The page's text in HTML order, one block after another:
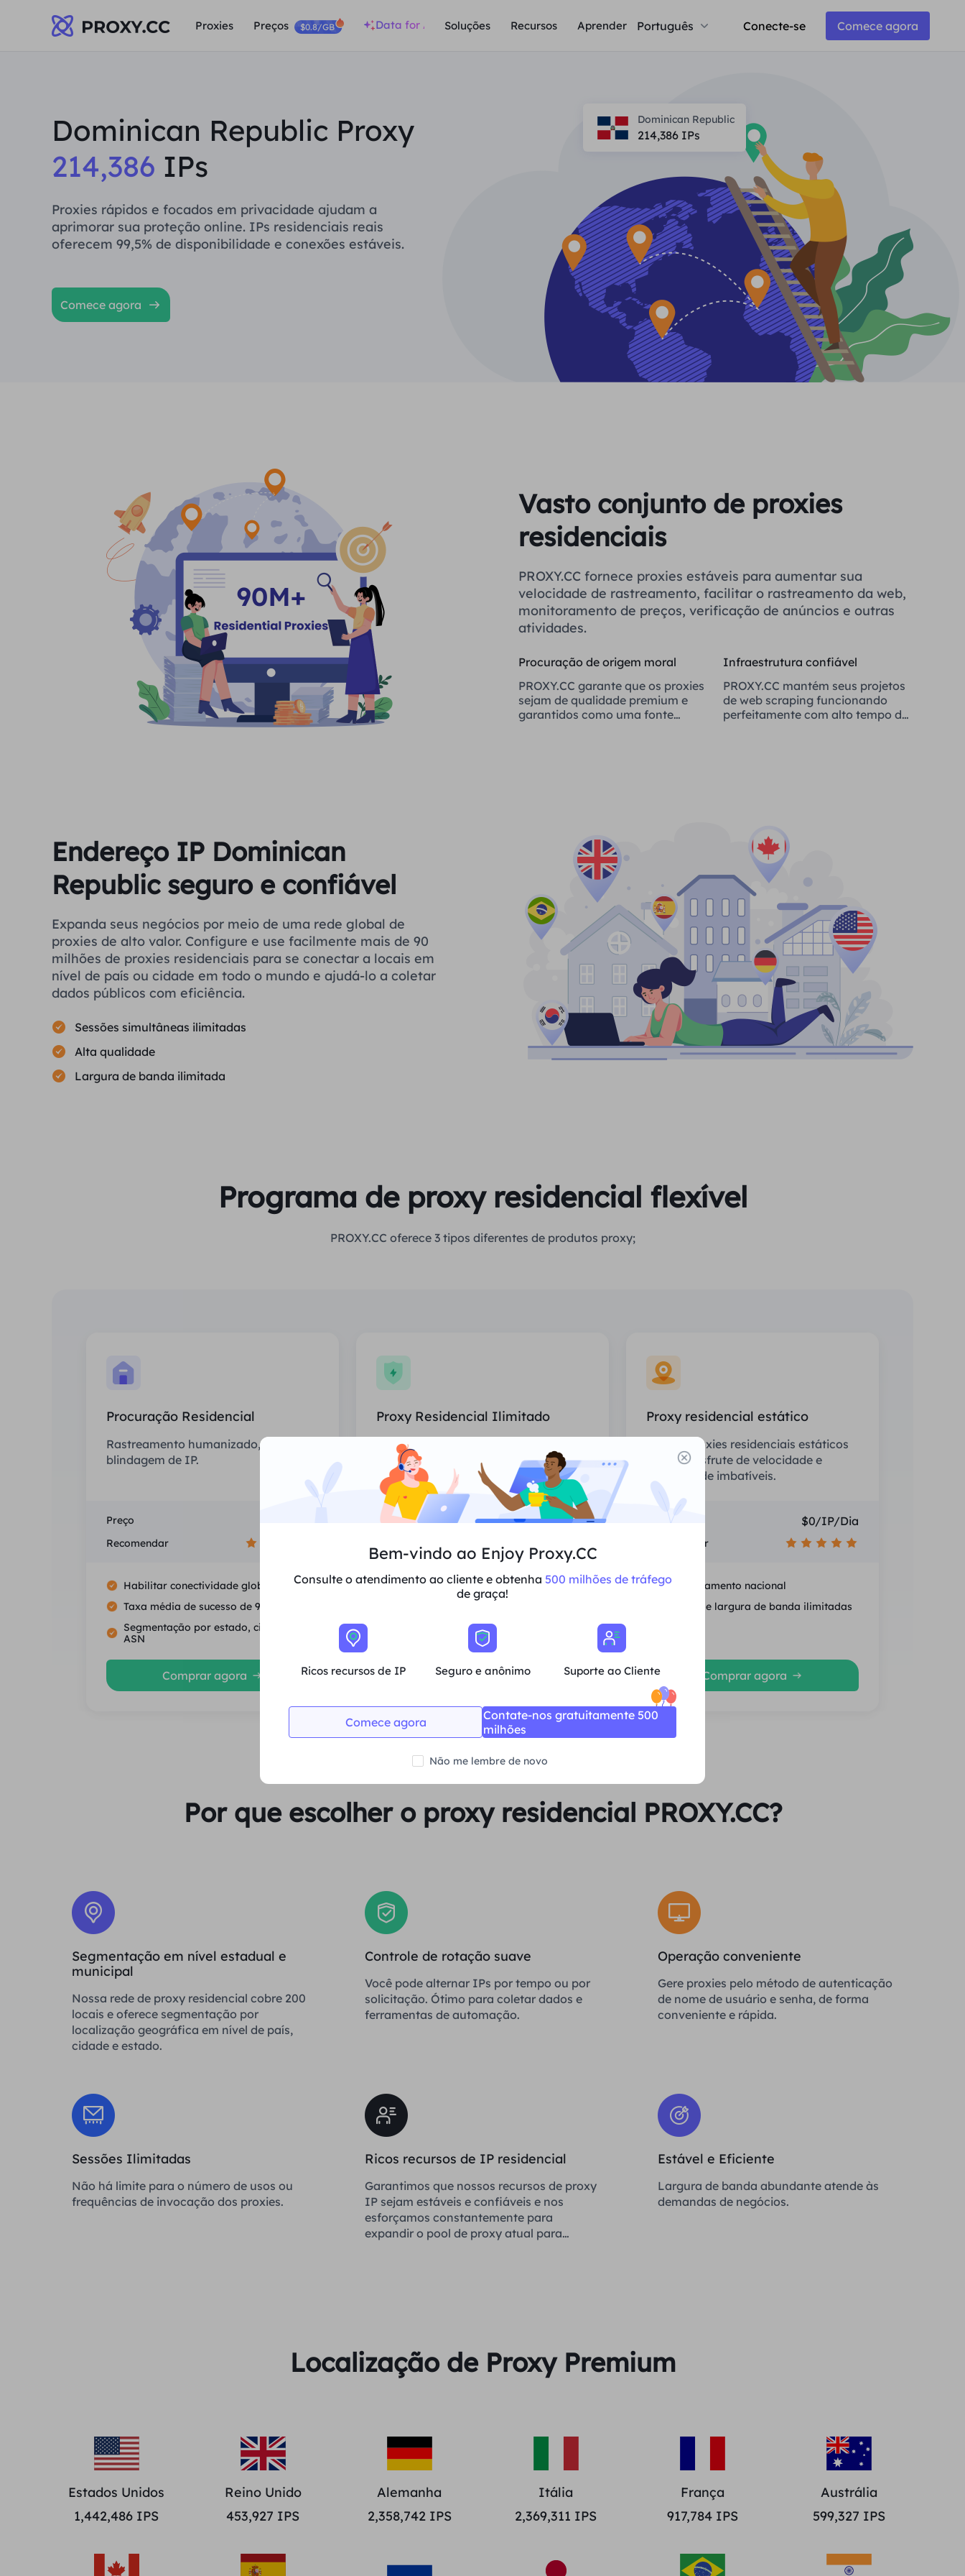
Proxies Preços $0.8/GB Data for AI Soluções Recursos Aprender Português Conecte-se Comece agora
Dominican Republic Proxy
214,386 IPs
Proxies rápidos e focados em privacidade ajudam a
aprimorar sua proteção online. IPs residenciais reais
oferecem 99,5% de disponibilidade e conexões estáveis.
Comece agora
Dominican Republic
214,386 IPs
Vasto conjunto de proxies
residenciais
PROXY.CC fornece proxies estáveis ​​para aumentar sua
velocidade de rastreamento, facilitar o rastreamento da web,
monitoramento de preços, verificação de anúncios e outras
atividades.
Procuração de origem moral
PROXY.CC garante que os proxies
sejam de qualidade premium e
garantidos como uma fonte
Infraestrutura confiável
PROXY.CC mantém seus projetos
de web scraping funcionando
perfeitamente com alto tempo de
Endereço IP Dominican
Republic seguro e confiável
Expanda seus negócios por meio de uma rede global de
proxies de alto valor. Configure e use facilmente mais de 90
milhões de proxies residenciais para se conectar a locais em
nível de país ou cidade em todo o mundo e ajudá-lo a coletar
dados públicos com eficiência.
Sessões simultâneas ilimitadas
Alta qualidade
Largura de banda ilimitada
Programa de proxy residencial flexível
PROXY.CC oferece 3 tipos diferentes de produtos proxy;
Procuração Residencial
Rastreamento humanizado, sem
blindagem de IP.
Preço $0/GB
Recomendar
Habilitar conectividade global
Taxa média de sucesso de 99.5%
Segmentação por estado, cidade e
ASN
Comprar agora
Proxy Residencial Ilimitado
Uso ilimitado de proxies residenciais,
países atribuídos aleatoriamente.
Preço $0/Dia
Suporta multi-simultaneidade
Comprar agora
Proxy residencial estático
Equipe proxies residenciais estáticos
(ISP) e desfrute de velocidade e
estabilidade imbatíveis.
Preço $0/IP/Dia
Recomendar
Posicionamento nacional
Sessões e largura de banda ilimitadas
Comprar agora
Por que escolher o proxy residencial PROXY.CC?
Segmentação em nível estadual e
municipal
Nossa rede de proxy residencial cobre 200
locais e oferece segmentação por
localização geográfica em nível de país,
cidade e estado.
Controle de rotação suave
Você pode alternar IPs por tempo ou por
solicitação. Ótimo para coletar dados e
ferramentas de automação.
Operação conveniente
Gere proxies pelo método de autenticação
de nome de usuário e senha, de forma
conveniente e rápida.
Sessões Ilimitadas
Não há limite para o número de usos ou
frequências de invocação dos proxies.
Ricos recursos de IP residencial
Garantimos que nossos recursos de proxy
IP sejam estáveis ​​e confiáveis ​​e nos
esforçamos constantemente para
expandir o pool de proxy atual para
Estável e Eficiente
Largura de banda abundante atende às
demandas de negócios.
Localização de Proxy Premium
Estados Unidos
1,442,486 IPS
Reino Unido
453,927 IPS
Alemanha
2,358,742IPS
Itália
2,369,311 IPS
França
917,784IPS
Austrália
599,327 IPS
Bem-vindo ao Enjoy Proxy.CC
Consulte o atendimento ao cliente e obtenha 500 milhões de tráfego
de graça!
Ricos recursos de IP Seguro e anônimo Suporte ao Cliente
Comece agora
Contate-nos gratuitamente 500
milhões
Não me lembre de novo